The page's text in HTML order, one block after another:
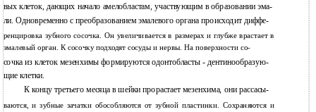
вых клеток, дающих начало амелобластам, участвующим в образовании эма-
ли. Одновременно с преобразованием эмалевого органа происходит диффе-
ренцировка зубного сосочка. Он увеличивается в размерах и глубже врастает в
эмалевый орган. К сосочку подходят сосуды и нервы. На поверхности со-
сочка из клеток мезенхимы формируются одонтобласты - дентинообразую-
щие клетки.
К концу третьего месяца в шейки прорастает мезенхима, они рассасы-
ваются, и зубные зачатки обособляются от зубной пластинки. Сохраняются и